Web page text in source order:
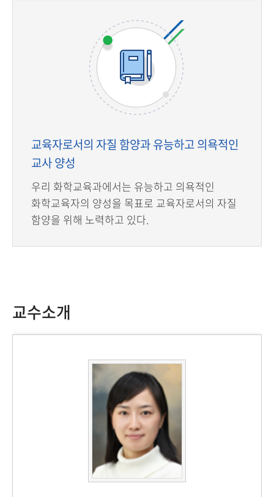
교육자로서의 자질 함양과 유능하고 의욕적인
교사 양성
우리 화학교육과에서는 유능하고 의욕적인
화학교육자의 양성을 목표로 교육자로서의 자질
함양을 위해 노력하고 있다.
교수소개